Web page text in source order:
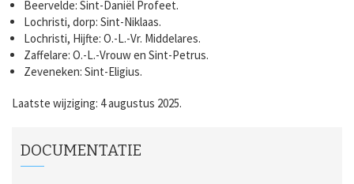
Beervelde: Sint-Daniël Profeet.
Lochristi, dorp: Sint-Niklaas.
Lochristi, Hijfte: O.-L.-Vr. Middelares.
Zaffelare: O.-L.-Vrouw en Sint-Petrus.
Zeveneken: Sint-Eligius.
Laatste wijziging: 4 augustus 2025.
DOCUMENTATIE